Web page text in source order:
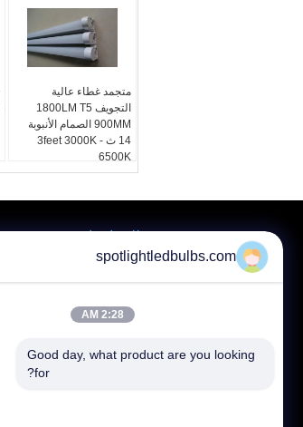
متجمد غطاء عالية
التجويف 1800LM T5
900MM الصمام الأنبوبة
14 ث 3feet 3000K -
6500K
طلب اقتباس
إرسال
spotlightledbulbs.com
2:28 AM
Good day, what product are you looking
for?